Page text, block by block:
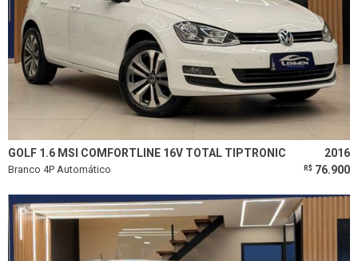
GOLF 1.6 MSI COMFORTLINE 16V TOTAL TIPTRONIC 2016
Branco 4P Automático R$ 76.900